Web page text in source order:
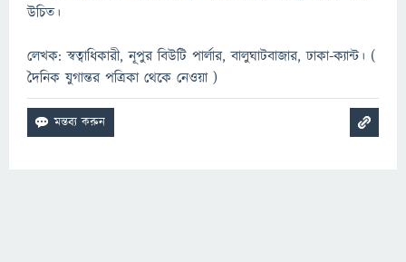
উচিত।
লেখক: স্বত্বাধিকারী, নূপুর বিউটি পার্লার, বালুঘাটবাজার, ঢাকা-ক্যান্ট। (
দৈনিক যুগান্তর পত্রিকা থেকে নেওয়া )